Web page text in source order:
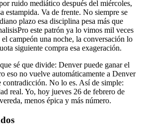
ruido mediático después del miércoles,
estampida. Va de frente. No siempre se
plazo esa disciplina pesa más que
este patrón ya lo vimos mil veces
el campeón una noche, la conversación lo
siguiente compra esa exageración.
sé que divide: Denver puede ganar el
eso no vuelve automáticamente a Denver
contradicción. No lo es. Así de simple:
real. Yo, hoy jueves 26 de febrero de
menos épica y más número.